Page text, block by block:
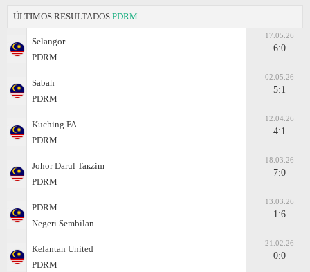
ÚLTIMOS RESULTADOS PDRM
Selangor
PDRM
17.05.26
6:0
Sabah
PDRM
02.05.26
5:1
Kuching FA
PDRM
12.04.26
4:1
Johor Darul Taкzim
PDRM
18.03.26
7:0
PDRM
Negeri Sembilan
13.03.26
1:6
Kelantan United
PDRM
21.02.26
0:0